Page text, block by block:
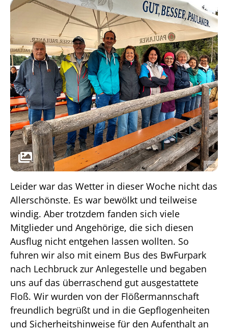
VBB
Leider war das Wetter in dieser Woche nicht das
Allerschönste. Es war bewölkt und teilweise
windig. Aber trotzdem fanden sich viele
Mitglieder und Angehörige, die sich diesen
Ausflug nicht entgehen lassen wollten. So
fuhren wir also mit einem Bus des BwFurpark
nach Lechbruck zur Anlegestelle und begaben
uns auf das überraschend gut ausgestattete
Floß. Wir wurden von der Flößermannschaft
freundlich begrüßt und in die Gepflogenheiten
und Sicherheitshinweise für den Aufenthalt an